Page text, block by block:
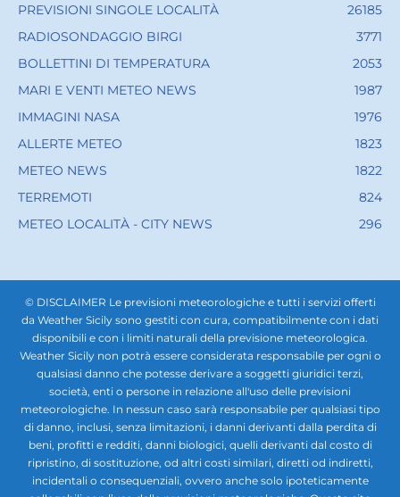
PREVISIONI SINGOLE LOCALITÀ
26185
RADIOSONDAGGIO BIRGI
3771
BOLLETTINI DI TEMPERATURA
2053
MARI E VENTI METEO NEWS
1987
IMMAGINI NASA
1976
ALLERTE METEO
1823
METEO NEWS
1822
TERREMOTI
824
METEO LOCALITÀ - CITY NEWS
296
© DISCLAIMER Le previsioni meteorologiche e tutti i servizi offerti
da Weather Sicily sono gestiti con cura, compatibilmente con i dati
disponibili e con i limiti naturali della previsione meteorologica.
Weather Sicily non potrà essere considerata responsabile per ogni o
qualsiasi danno che potesse derivare a soggetti giuridici terzi,
società, enti o persone in relazione all'uso delle previsioni
meteorologiche. In nessun caso sarà responsabile per qualsiasi tipo
di danno, inclusi, senza limitazioni, i danni derivanti dalla perdita di
beni, profitti e redditi, danni biologici, quelli derivanti dal costo di
ripristino, di sostituzione, od altri costi similari, diretti od indiretti,
incidentali o consequenziali, ovvero anche solo ipoteticamente